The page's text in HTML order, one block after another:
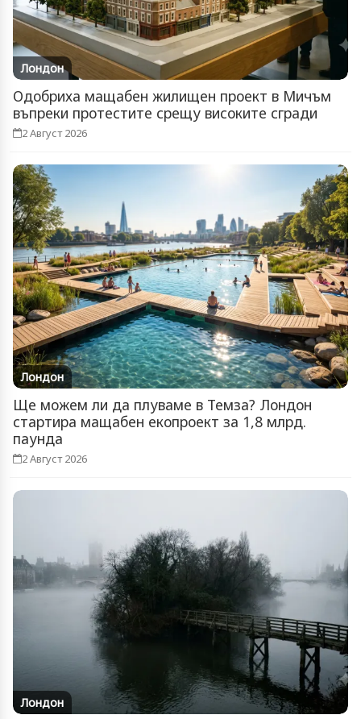
Лондон
Одобриха мащабен жилищен проект в Мичъм
въпреки протестите срещу високите сгради
2 Август 2026
Лондон
Ще можем ли да плуваме в Темза? Лондон
стартира мащабен екопроект за 1,8 млрд.
паунда
2 Август 2026
Лондон